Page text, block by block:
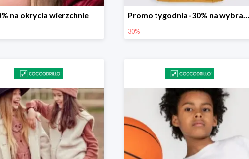
na okrycia wierzchnie Promo tygodnia -30% na wybrane modele
30%